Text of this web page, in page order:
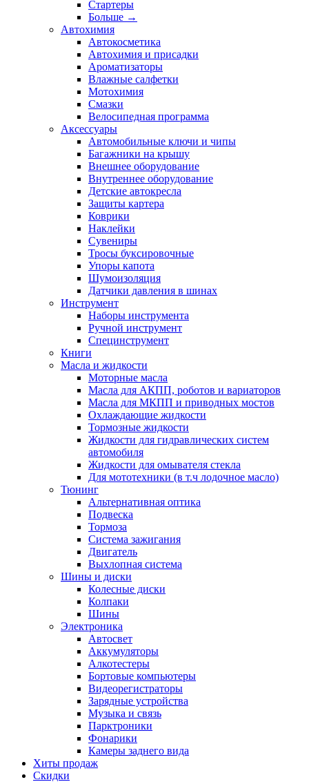
Стартеры
Больше →
Автохимия
Автокосметика
Автохимия и присадки
Ароматизаторы
Влажные салфетки
Мотохимия
Смазки
Велосипедная программа
Аксессуары
Автомобильные ключи и чипы
Багажники на крышу
Внешнее оборудование
Внутреннее оборудование
Детские автокресла
Защиты картера
Коврики
Наклейки
Сувениры
Тросы буксировочные
Упоры капота
Шумоизоляция
Датчики давления в шинах
Инструмент
Наборы инструмента
Ручной инструмент
Специнструмент
Книги
Масла и жидкости
Моторные масла
Масла для АКПП, роботов и вариаторов
Масла для МКПП и приводных мостов
Охлаждающие жидкости
Тормозные жидкости
Жидкости для гидравлических систем
автомобиля
Жидкости для омывателя стекла
Для мототехники (в т.ч лодочное масло)
Тюнинг
Альтернативная оптика
Подвеска
Тормоза
Система зажигания
Двигатель
Выхлопная система
Шины и диски
Колесные диски
Колпаки
Шины
Электроника
Автосвет
Аккумуляторы
Алкотестеры
Бортовые компьютеры
Видеорегистраторы
Зарядные устройства
Музыка и связь
Парктроники
Фонарики
Камеры заднего вида
Хиты продаж
Скидки